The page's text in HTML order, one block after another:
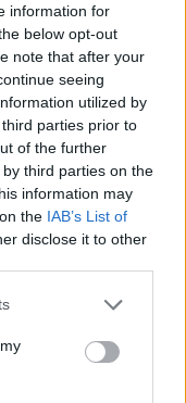
information for
below opt-out
note that after your
seeing
utilized by
parties prior to
of the further
third parties on the
information may
the IAB’s List of
disclose it to other
or more Google
You may click to
third-party tags to
in below Google
LONDON
Ratings.